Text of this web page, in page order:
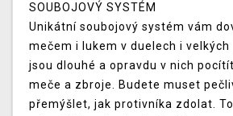
SOUBOJOVÝ SYSTÉM
Unikátní soubojový systém vám
mečem i lukem v duelech i velkých
jsou dlouhé a opravdu v nich
meče a zbroje. Budete muset
přemýšlet, jak protivníka zdolat.